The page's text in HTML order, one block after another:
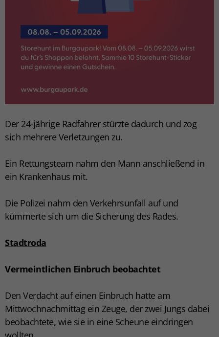
Der 24-jährige Radfahrer stürzte dadurch und zog
sich mehrere Verletzungen zu.
Ein Rettungsteam nahm den Mann anschließend in
ein Krankenhaus mit.
Die Polizei nahm den Verkehrsunfall auf und
kümmerte sich um die Sicherung des Rades.
Stadtroda
Vermeintlichen Einbruch beobachtet
Den Verdacht auf einen Einbruch hatte am
Mittwochnachmittag ein Zeuge, der zwei Jungs dabei
beobachtete, wie sie in eine Scheune eindringen